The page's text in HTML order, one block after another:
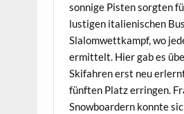
sonnige Pisten sorgten
lustigen italienischen
Slalomwettkampf, wo
ermittelt. Hier gab es
Skifahren erst neu
fünften Platz erringen.
Snowboardern konnte